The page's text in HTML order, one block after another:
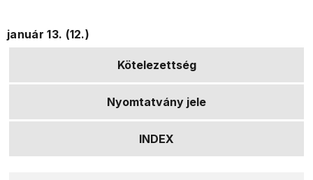
január 13. (12.)
Kötelezettség
Nyomtatvány jele
INDEX